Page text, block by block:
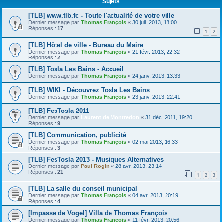
Sujets
[TLB] www.tlb.fc - Toute l'actualité de votre ville
Dernier message par Thomas François « 30 juil. 2013, 18:00
Réponses : 17 1 2
[TLB] Hôtel de ville - Bureau du Maire
Dernier message par Thomas François « 21 févr. 2013, 22:32
Réponses : 2
[TLB] Tosla Les Bains - Accueil
Dernier message par Thomas François « 24 janv. 2013, 13:33
[TLB] WIKI - Découvrez Tosla Les Bains
Dernier message par Thomas François « 23 janv. 2013, 22:41
[TLB] FesTosla 2011
Dernier message par Laurent de Montredon « 31 déc. 2011, 19:20
Réponses : 9
[TLB] Communication, publicité
Dernier message par Thomas François « 02 mai 2013, 16:33
Réponses : 3
[TLB] FesTosla 2013 - Musiques Alternatives
Dernier message par Paul Rogin « 28 avr. 2013, 23:14
Réponses : 21 1 2 3
[TLB] La salle du conseil municipal
Dernier message par Thomas François « 04 avr. 2013, 20:19
Réponses : 4
[Impasse de Vogel] Villa de Thomas François
Dernier message par Thomas François « 11 févr. 2013, 20:56